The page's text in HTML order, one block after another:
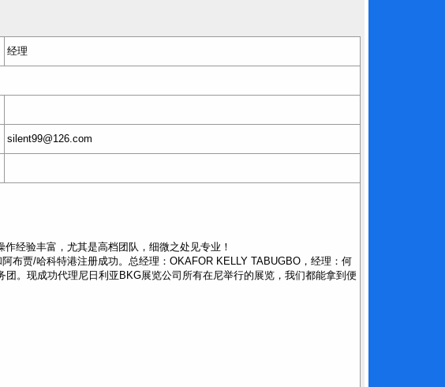
经理
silent99@126.com
经验丰富，尤其是高档团队，细微之处见专业！
布贾/哈科特港注册成功。总经理：OKAFOR KELLY TABUGBO，经理：何
。现成功代理尼日利亚BKG展览公司所有在尼举行的展览，我们都能拿到便